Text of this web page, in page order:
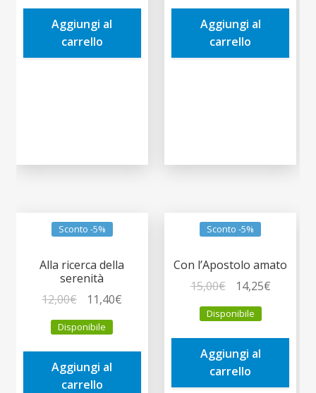
era:
14,00€.
è:
Aggiungi al
carrello
era:
2,50€.
è:
Aggiungi al
carrello
Sconto -5%
Alla ricerca della
serenità
12,00€
prezzo
originale
era:
12,00€.
11,40€
è:
Disponibile
Aggiungi al
carrello
Sconto -5%
Con l’Apostolo amato
15,00€
prezzo
originale
era:
15,00€.
14,25€Il
è:
Disponibile
Aggiungi al
carrello